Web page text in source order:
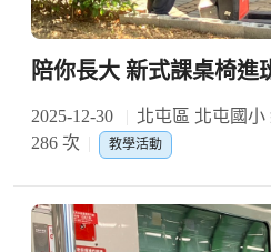
陪你長大 新式課桌椅進
2025-12-30 北屯區 北屯國小
286 次
教學活動